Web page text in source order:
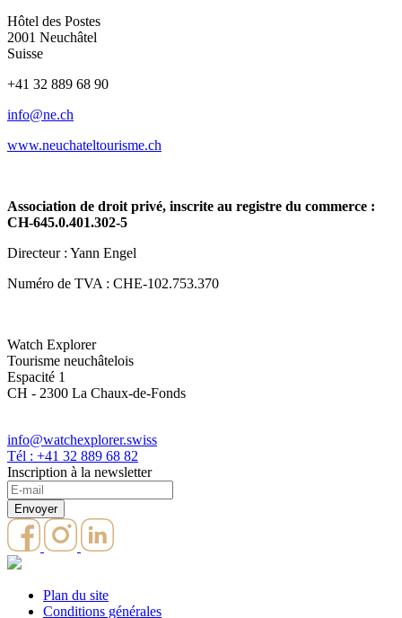
Hôtel des Postes
2001 Neuchâtel
Suisse
09 86 988 23 14+
info@ne.ch
www.neuchateltourisme.ch
Association de droit privé, inscrite au registre du commerce :
CH-645.0.401.302-5
Directeur : Yann Engel
Numéro de TVA : CHE-102.753.370
Watch Explorer
Tourisme neuchâtelois
Espacité 1
CH - 2300 La Chaux-de-Fonds
info@watchexplorer.swiss
Tél : +41 32 889 68 82
Inscription à la newsletter
Plan du site
Conditions générales